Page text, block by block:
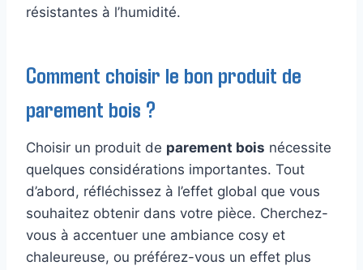
résistantes à l’humidité.
Comment choisir le bon produit de
parement bois ?
Choisir un produit de parement bois nécessite
quelques considérations importantes. Tout
d’abord, réfléchissez à l’effet global que vous
souhaitez obtenir dans votre pièce. Cherchez-
vous à accentuer une ambiance cosy et
chaleureuse, ou préférez-vous un effet plus